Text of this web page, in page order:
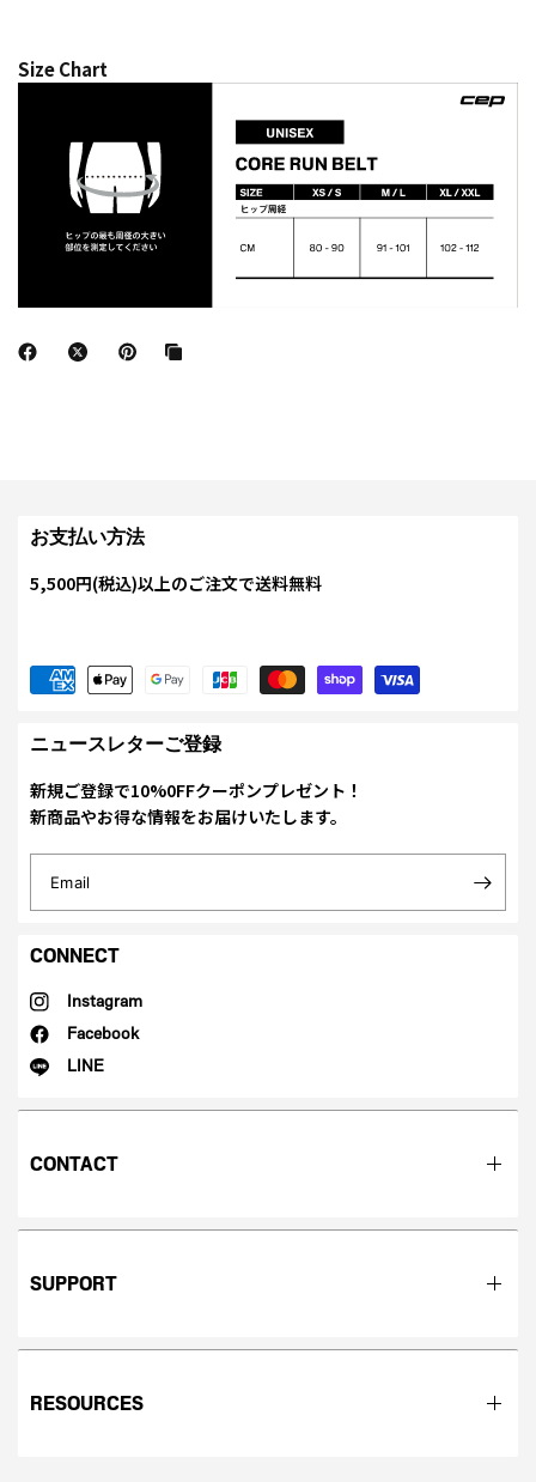
Size Chart
お支払い方法
5,500円(税込)以上のご注文で送料無料
ニュースレターご登録
新規ご登録で10%0FFクーポンプレゼント！
新商品やお得な情報をお届けいたします。
Email
CONNECT
Instagram
Facebook
LINE
CONTACT
SUPPORT
RESOURCES